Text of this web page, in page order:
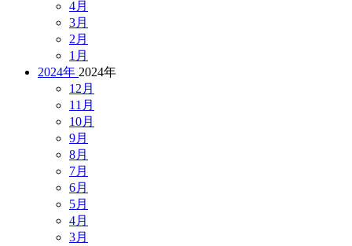
4月
3月
2月
1月
2024年 2024年
12月
11月
10月
9月
8月
7月
6月
5月
4月
3月